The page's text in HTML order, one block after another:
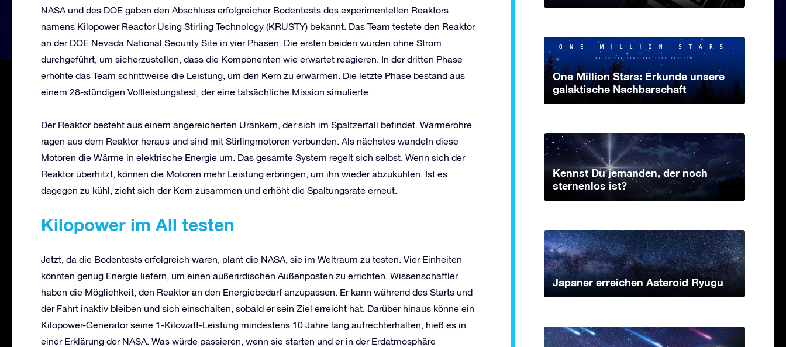
NASA und des DOE gaben den Abschluss erfolgreicher Bodentests des experimentellen Reaktors
namens Kilopower Reactor Using Stirling Technology (KRUSTY) bekannt. Das Team testete den Reaktor
an der DOE Nevada National Security Site in vier Phasen. Die ersten beiden wurden ohne Strom
durchgeführt, um sicherzustellen, dass die Komponenten wie erwartet reagieren. In der dritten Phase
erhöhte das Team schrittweise die Leistung, um den Kern zu erwärmen. Die letzte Phase bestand aus
einem 28-stündigen Vollleistungstest, der eine tatsächliche Mission simulierte.
Der Reaktor besteht aus einem angereicherten Urankern, der sich im Spaltzerfall befindet. Wärmerohre
ragen aus dem Reaktor heraus und sind mit Stirlingmotoren verbunden. Als nächstes wandeln diese
Motoren die Wärme in elektrische Energie um. Das gesamte System regelt sich selbst. Wenn sich der
Reaktor überhitzt, können die Motoren mehr Leistung erbringen, um ihn wieder abzukühlen. Ist es
dagegen zu kühl, zieht sich der Kern zusammen und erhöht die Spaltungsrate erneut.
Kilopower im All testen
Jetzt, da die Bodentests erfolgreich waren, plant die NASA, sie im Weltraum zu testen. Vier Einheiten
könnten genug Energie liefern, um einen außerirdischen Außenposten zu errichten. Wissenschaftler
haben die Möglichkeit, den Reaktor an den Energiebedarf anzupassen. Er kann während des Starts und
der Fahrt inaktiv bleiben und sich einschalten, sobald er sein Ziel erreicht hat. Darüber hinaus könne ein
Kilopower-Generator seine 1-Kilowatt-Leistung mindestens 10 Jahre lang aufrechterhalten, hieß es in
einer Erklärung der NASA. Was würde passieren, wenn sie starten und er in der Erdatmosphäre
One Million Stars: Erkunde unsere
galaktische Nachbarschaft
Kennst Du jemanden, der noch
sternenlos ist?
Japaner erreichen Asteroid Ryugu